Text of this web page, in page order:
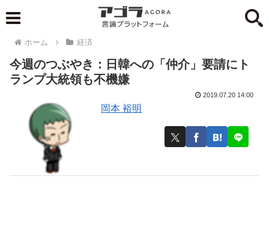
ホーム 経済
今週のつぶやき：日韓への「仲介」要請にト
ランプ大統領も不機嫌
岡本 裕明
2019.07.20 14:00